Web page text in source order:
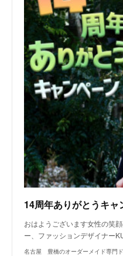
14周年ありがとうキャ
おはようございます女性の笑
ー、ファッションデザイナー
名古屋 豊橋のオーダーメイド専門